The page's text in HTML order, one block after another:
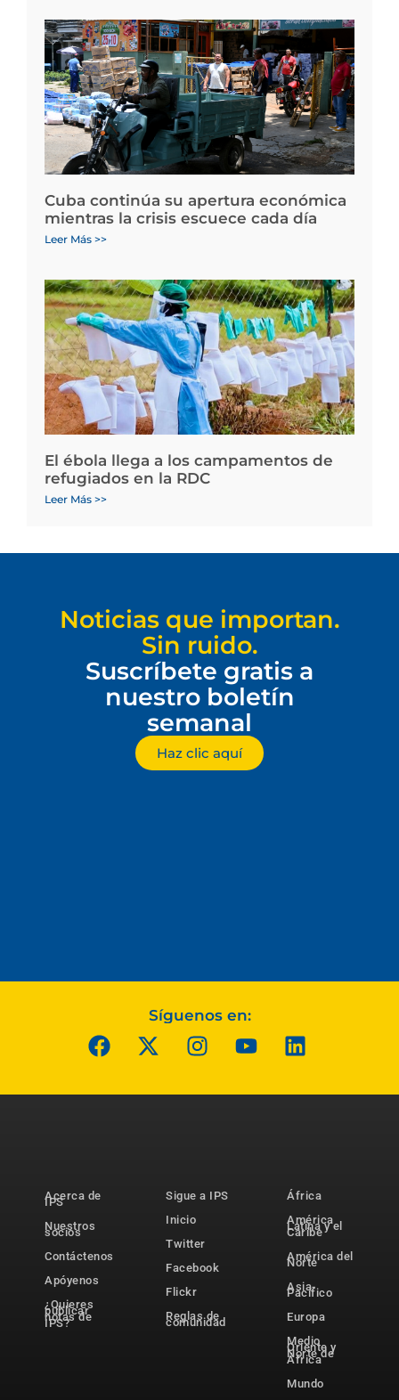
Cuba continúa su apertura económica
mientras la crisis escuece cada día
Leer Más >>
El ébola llega a los campamentos de
refugiados en la RDC
Leer Más >>
Noticias que importan.
Sin ruido.
Suscríbete gratis a
nuestro boletín
semanal
Haz clic aquí
Síguenos en:
Acerca de
IPS
Nuestros
socios
Contáctenos
Apóyenos
¿Quieres
publicar
notas de
IPS?
Sigue a IPS
Inicio
Twitter
Facebook
Flickr
Reglas de
comunidad
África
América
Latina y el
Caribe
América del
Norte
Asia-
Pacífico
Europa
Medio
Oriente y
Norte de
África
Mundo